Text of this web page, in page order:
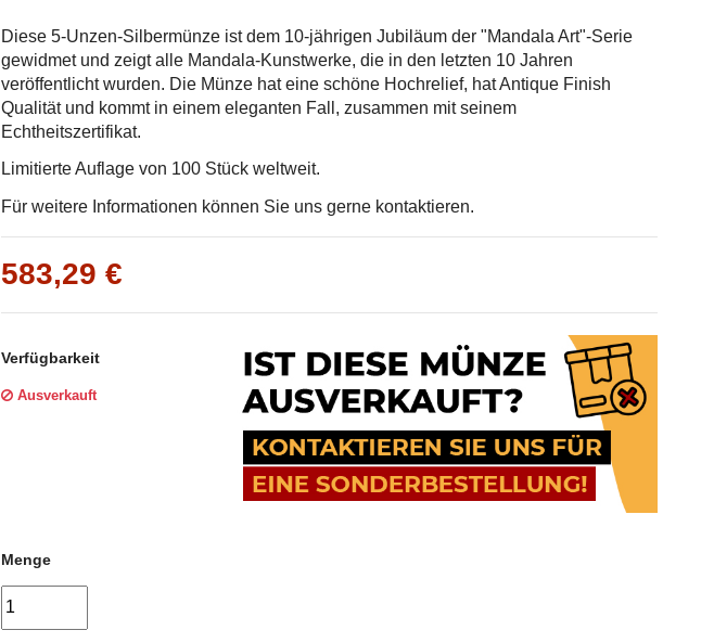
Diese 5-Unzen-Silbermünze ist dem 10-jährigen Jubiläum der "Mandala Art"-Serie
gewidmet und zeigt alle Mandala-Kunstwerke, die in den letzten 10 Jahren
veröffentlicht wurden. Die Münze hat eine schöne Hochrelief, hat Antique Finish
Qualität und kommt in einem eleganten Fall, zusammen mit seinem
Echtheitszertifikat.
Limitierte Auflage von 100 Stück weltweit.
Für weitere Informationen können Sie uns gerne kontaktieren.
583,29 €
Verfügbarkeit
Ausverkauft
Menge